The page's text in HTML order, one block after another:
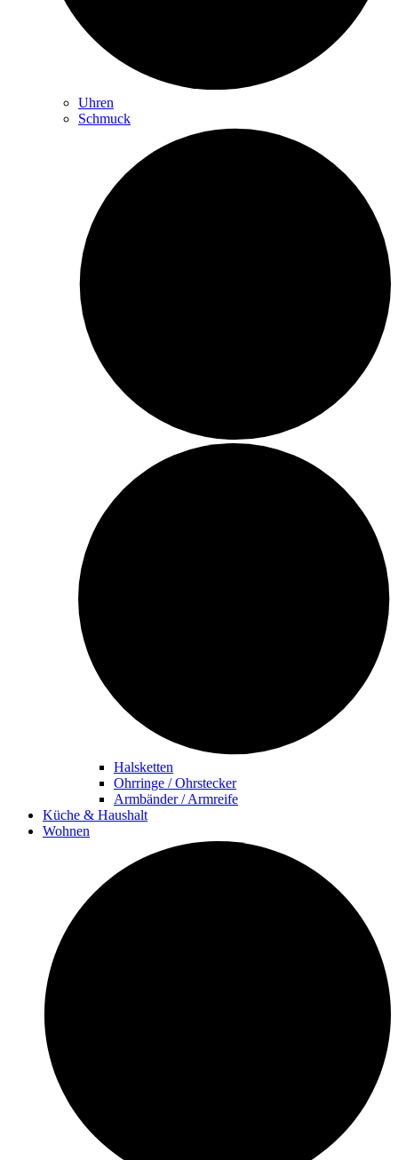
Uhren
Schmuck
Halsketten
Ohrringe / Ohrstecker
Armbänder / Armreife
Küche & Haushalt
Wohnen